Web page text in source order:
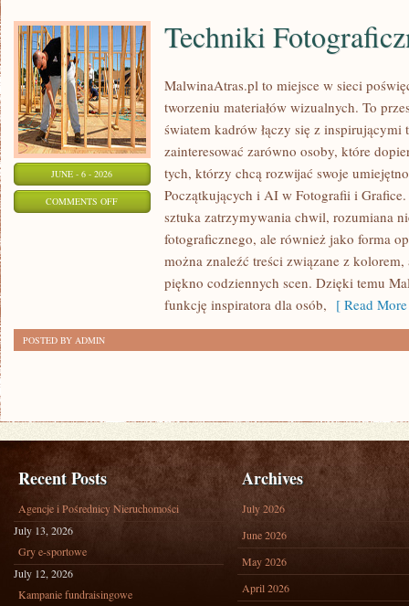
JUNE - 6 - 2026
COMMENTS OFFON
FOTOGRAFICZNE
Techniki
MalwinaAtras.pl to miejsce w sieci
tworzeniu materiałów wizualnych. To
światem kadrów łączy się z inspirującymi
zainteresować zarówno osoby, które
tych, którzy chcą rozwijać swoje
Początkujących i AI w Fotografii i
sztuka zatrzymywania chwil, rozumiana
fotograficznego, ale również jako forma
można znaleźć treści związane z
piękno codziennych scen. Dzięki temu
funkcję inspiratora dla osób, [ Read
POSTED BY ADMIN
Recent Posts
Agencje i Pośrednicy Nieruchomości
July 13, 2026
Gry e-sportowe
July 12, 2026
Kampanie fundraisingowe
Archives
July 2026
June 2026
May 2026
April 2026